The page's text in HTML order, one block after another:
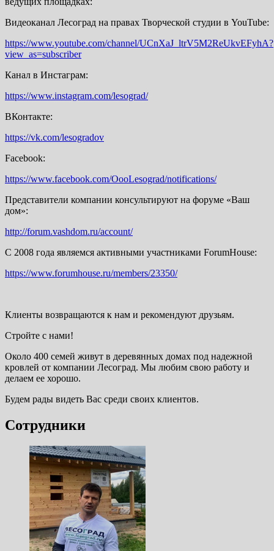
Видеоканал Лесоград на правах Творческой студии в YouTube:
https://www.youtube.com/channel/UCnXaJ_ltrV5M2ReUkvEFyhA?
view_as=subscriber
Канал в Инстаграм:
https://www.instagram.com/lesograd/
ВКонтакте:
https://vk.com/lesogradov
Facebook:
https://www.facebook.com/OooLesograd/notifications/
Представители компании консультируют на форуме «Ваш
дом»:
http://forum.vashdom.ru/account/
С 2008 года являемся активными участниками ForumHouse:
https://www.forumhouse.ru/members/23350/
Клиенты возвращаются к нам и рекомендуют друзьям.
Стройте с нами!
Около 400 семей живут в деревянных домах под надежной
кровлей от компании Лесоград. Мы любим свою работу и
делаем ее хорошо.
Будем рады видеть Вас среди своих клиентов.
Сотрудники